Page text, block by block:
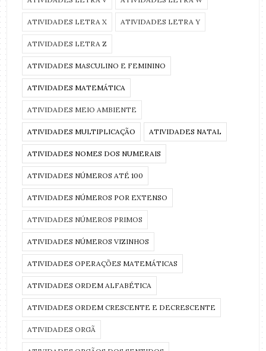
ATIVIDADES LETRA X ATIVIDADES LETRA Y
ATIVIDADES LETRA Z
ATIVIDADES MASCULINO E FEMININO
ATIVIDADES MATEMÁTICA
ATIVIDADES MEIO AMBIENTE
ATIVIDADES MULTIPLICAÇÃO ATIVIDADES NATAL
ATIVIDADES NOMES DOS NUMERAIS
ATIVIDADES NÚMEROS ATÉ 100
ATIVIDADES NÚMEROS POR EXTENSO
ATIVIDADES NÚMEROS PRIMOS
ATIVIDADES NÚMEROS VIZINHOS
ATIVIDADES OPERAÇÕES MATEMÁTICAS
ATIVIDADES ORDEM ALFABÉTICA
ATIVIDADES ORDEM CRESCENTE E DECRESCENTE
ATIVIDADES ORGÃ